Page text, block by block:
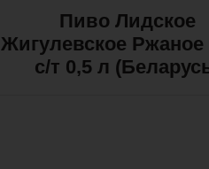
Пиво Лидское
Жигулевское Ржаное
с/т 0,5 л